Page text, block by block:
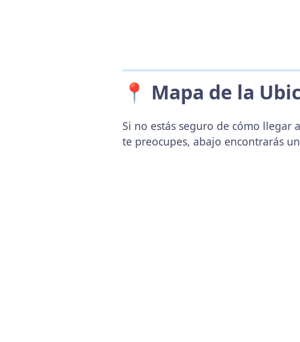
📍 Mapa de la
Si no estás seguro de cómo llegar
te preocupes, abajo encontrarás